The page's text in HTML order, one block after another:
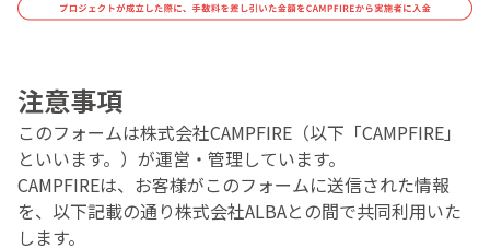
注意事項
このフォームは株式会社CAMPFIRE（以下「CAMPFIRE」
といいます。）が運営・管理しています。
CAMPFIREは、お客様がこのフォームに送信された情報
を、以下記載の通り株式会社ALBAとの間で共同利用いた
します。